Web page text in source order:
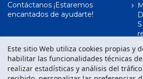
Contáctanos ¡Estaremos
encantados de ayudarte!
Este sitio Web utiliza cookies propias y
habilitar las funcionalidades técnicas
realizar estadísticas y análisis del
Síguenos en